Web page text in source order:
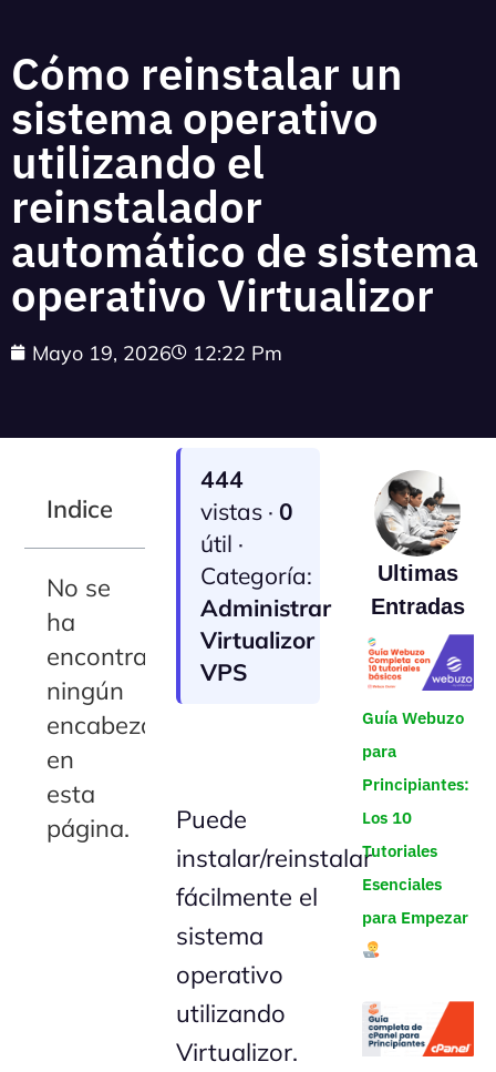
Cómo reinstalar un
sistema operativo
utilizando el
reinstalador
automático de sistema
operativo Virtualizor
Mayo 19, 2026 12:22 Pm
Indice
No se
ha
encontrado
ningún
encabezado
en
esta
página.
444
vistas ·0
útil ·
Categoría:
Administrar
Virtualizor
VPS
Puede
instalar/reinstalar
fácilmente el
sistema
operativo
utilizando
Virtualizor.
Ultimas
Entradas
Guía Webuzo
para
Principiantes:
Los 10
Tutoriales
Esenciales
para Empezar